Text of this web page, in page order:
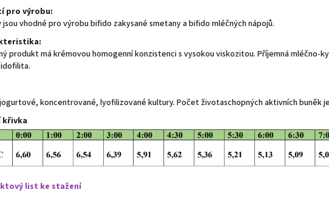
pro výrobu:
jsou vhodné pro výrobu bifido zakysané smetany a bifido mléčných nápojů.
produkt má krémovou homogenní konzistenci s vysokou viskozitou. Příjemná mléčno-
koncentrované, lyofilizované kultury. Počet životaschopných aktivních buněk je
křivka
list ke stažení